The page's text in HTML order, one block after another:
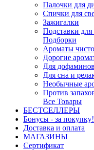
Палочки для
Спички для
Зажигалки
Подставки
Подборки
Ароматы
Дорогие
Для
Для сна и
Необычные
Против
Все Товары
БЕСТСЕЛЛЕРЫ
Бонусы - за покупку!
Доставка и оплата
МАГАЗИНЫ
Cертификат